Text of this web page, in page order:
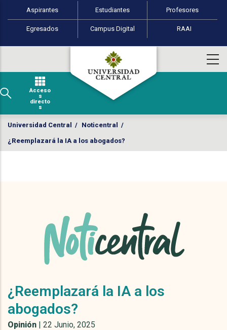
Pasar al contenido principal
Perfiles de usuario
Aspirantes Estudiantes Profesores
Egresados Campus Digital RAAI
Acceso
s
directo
s
Universidad Central / Noticentral /
¿Reemplazará la IA a los abogados?
¿Reemplazará la IA a los
abogados?
Opinión | 22 Junio, 2025